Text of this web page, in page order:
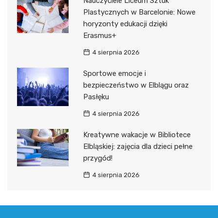
Plastycznych w Barcelonie: Nowe
horyzonty edukacji dzięki
Erasmus+
4 sierpnia 2026
Sportowe emocje i
bezpieczeństwo w Elblągu oraz
Pasłęku
4 sierpnia 2026
Kreatywne wakacje w Bibliotece
Elbląskiej: zajęcia dla dzieci pełne
przygód!
4 sierpnia 2026